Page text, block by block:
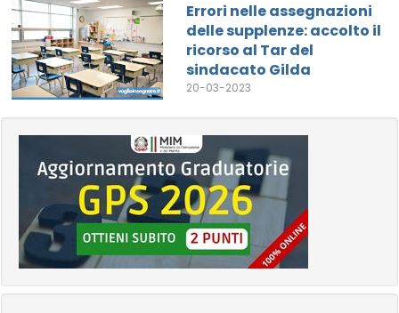
Errori nelle assegnazioni
delle supplenze: accolto il
ricorso al Tar del
sindacato Gilda
20-03-2023